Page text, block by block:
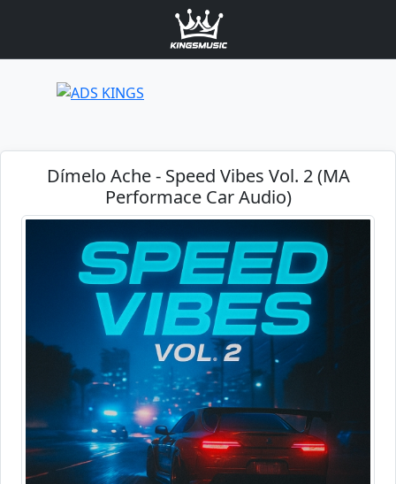
Dímelo Ache - Speed Vibes Vol. 2 (MA
Performace Car Audio)